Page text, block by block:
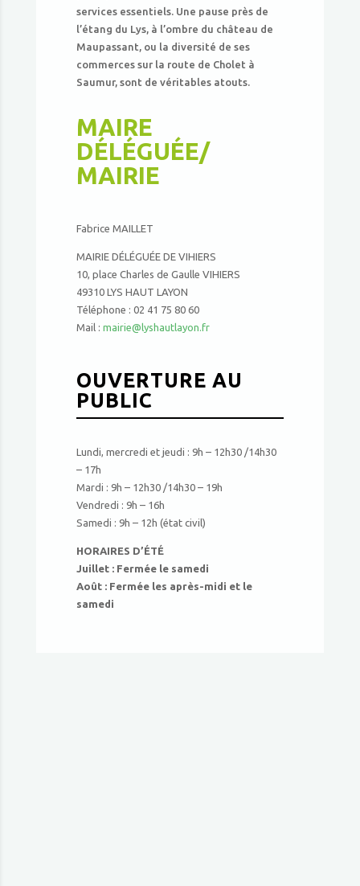
services essentiels. Une pause près de
l’étang du Lys, à l’ombre du château de
Maupassant, ou la diversité de ses
commerces sur la route de Cholet à
Saumur, sont de véritables atouts.
MAIRE
DÉLÉGUÉE/
MAIRIE
Fabrice MAILLET
MAIRIE DÉLÉGUÉE DE VIHIERS
10, place Charles de Gaulle VIHIERS
49310 LYS HAUT LAYON
Téléphone : 02 41 75 80 60
Mail : mairie@lyshautlayon.fr
OUVERTURE AU
PUBLIC
Lundi, mercredi et jeudi : 9h – 12h30 /14h30
– 17h
Mardi : 9h – 12h30 /14h30 – 19h
Vendredi : 9h – 16h
Samedi : 9h – 12h (état civil)
HORAIRES D’ÉTÉ
Juillet : Fermée le samedi
Août : Fermée les après-midi et le
samedi